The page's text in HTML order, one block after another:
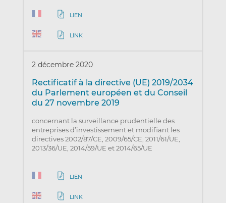
LIEN
LINK
2 décembre 2020
Rectificatif à la directive (UE) 2019/2034
du Parlement européen et du Conseil
du 27 novembre 2019
concernant la surveillance prudentielle des
entreprises d’investissement et modifiant les
directives 2002/87/CE, 2009/65/CE, 2011/61/UE,
2013/36/UE, 2014/59/UE et 2014/65/UE
LIEN
LINK